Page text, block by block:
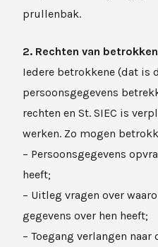
prullenbak.
2. Rechten van
Iedere betrokkene (dat is
persoonsgegevens
rechten en St. SIEC is
werken. Zo mogen
– Persoonsgegevens
heeft;
– Uitleg vragen over
gegevens over hen heeft;
– Toegang verlangen naar